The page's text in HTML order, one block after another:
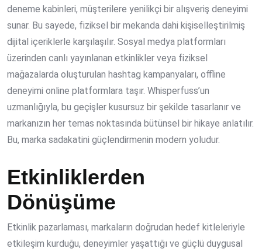
deneme kabinleri, müşterilere yenilikçi bir alışveriş deneyimi
sunar. Bu sayede, fiziksel bir mekanda dahi kişiselleştirilmiş
dijital içeriklerle karşılaşılır. Sosyal medya platformları
üzerinden canlı yayınlanan etkinlikler veya fiziksel
mağazalarda oluşturulan hashtag kampanyaları, offline
deneyimi online platformlara taşır. Whisperfuss’un
uzmanlığıyla, bu geçişler kusursuz bir şekilde tasarlanır ve
markanızın her temas noktasında bütünsel bir hikaye anlatılır.
Bu, marka sadakatini güçlendirmenin modern yoludur.
Etkinliklerden
Dönüşüme
Etkinlik pazarlaması, markaların doğrudan hedef kitleleriyle
etkileşim kurduğu, deneyimler yaşattığı ve güçlü duygusal